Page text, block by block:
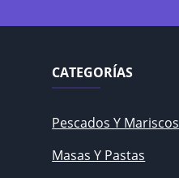
CATEGORÍAS
Pescados Y Mariscos
Masas Y Pastas